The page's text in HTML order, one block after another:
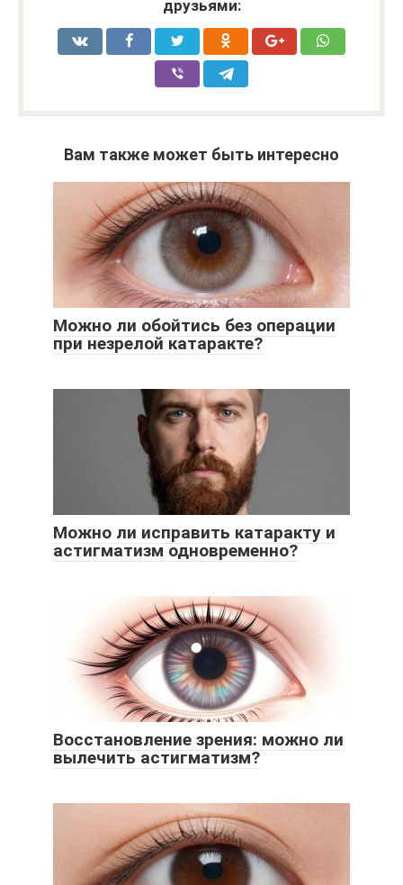
друзьями:
Вам также может быть интересно
Можно ли обойтись без операции
при незрелой катаракте?
Можно ли исправить катаракту и
астигматизм одновременно?
Восстановление зрения: можно ли
вылечить астигматизм?